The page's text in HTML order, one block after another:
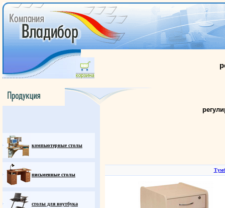
компьютерные столы
письменные столы
столы для ноутбука